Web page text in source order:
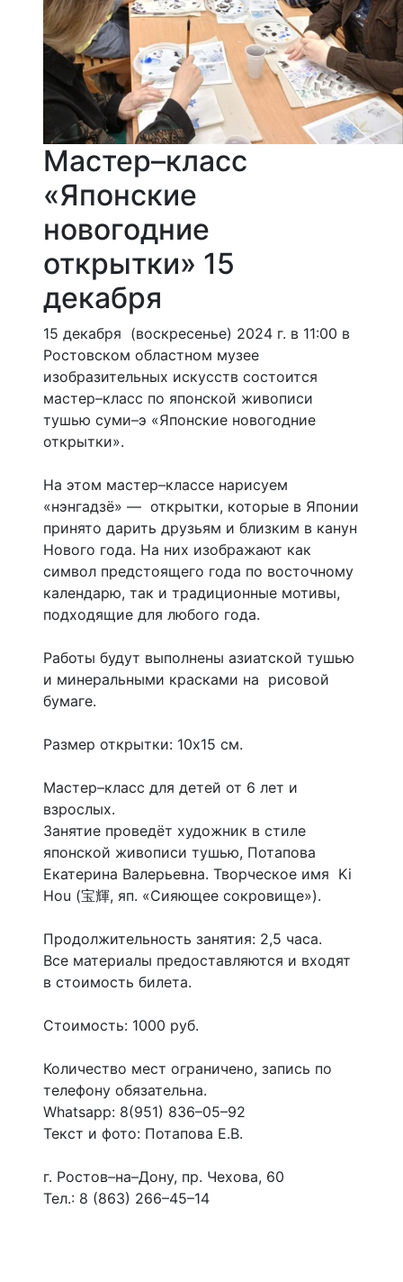
Мастер–класс
«Японские
новогодние
открытки» 15
декабря
15 декабря (воскресенье) 2024 г. в 11:00 в
Ростовском областном музее
изобразительных искусств состоится
мастер–класс по японской живописи
тушью суми–э «Японские новогодние
открытки».
На этом мастер–классе нарисуем
«нэнгадзë» — открытки, которые в Японии
принято дарить друзьям и близким в канун
Нового года. На них изображают как
символ предстоящего года по восточному
календарю, так и традиционные мотивы,
подходящие для любого года.
Работы будут выполнены азиатской тушью
и минеральными красками на рисовой
бумаге.
Размер открытки: 10х15 см.
Мастер–класс для детей от 6 лет и
взрослых.
Занятие проведёт художник в стиле
японской живописи тушью, Потапова
Екатерина Валерьевна. Творческое имя Ki
Hou (宝輝, яп. «Сияющее сокровище»).
Продолжительность занятия: 2,5 часа.
Все материалы предоставляются и входят
в стоимость билета.
Стоимость: 1000 руб.
Количество мест ограничено, запись по
телефону обязательна.
Whatsapp: 8(951) 836–05–92
Текст и фото: Потапова Е.В.
г. Ростов–на–Дону, пр. Чехова, 60
Тел.: 8 (863) 266–45–14